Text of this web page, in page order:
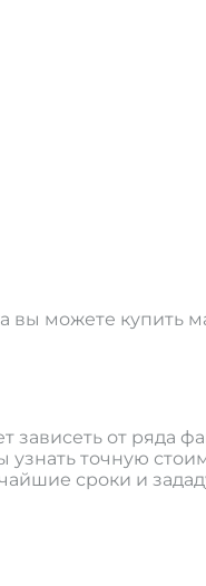
вы можете купить
от ряда
точную
сроки и